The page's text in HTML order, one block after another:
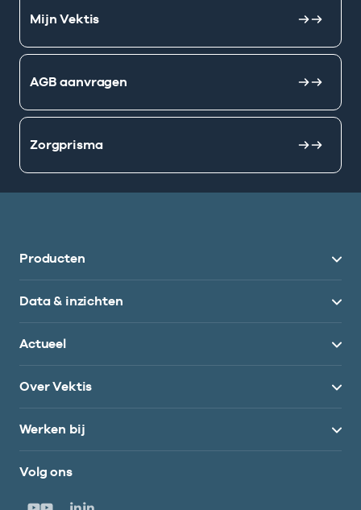
Mijn Vektis
AGB aanvragen
Zorgprisma
Producten
Data & inzichten
Actueel
Over Vektis
Werken bij
Volg ons